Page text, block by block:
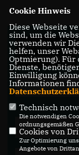
WIR FREUEN
KOMMENTARE.
Cookie Hinweis
Diese Webseite
sind, um die
verwenden wir
helfen, unser
Optmierung). Für
Dienste,
Einwilligung
Informationen
Technisch
Die notwendigen
ordnungsgemäßen
Cookies von
Zur Optimierung
Angebote von